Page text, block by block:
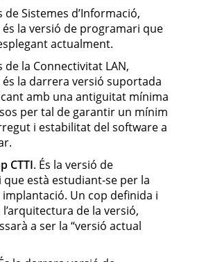
de Sistemes d’Informació,
la versió de programari que
actualment.
de la Connectivitat LAN,
la darrera versió suportada
amb una antiguitat mínima
per tal de garantir un mínim
i estabilitat del software a
CTTI. És la versió de
està estudiant-se per la
Un cop definida i
de la versió,
a ser la “versió actual